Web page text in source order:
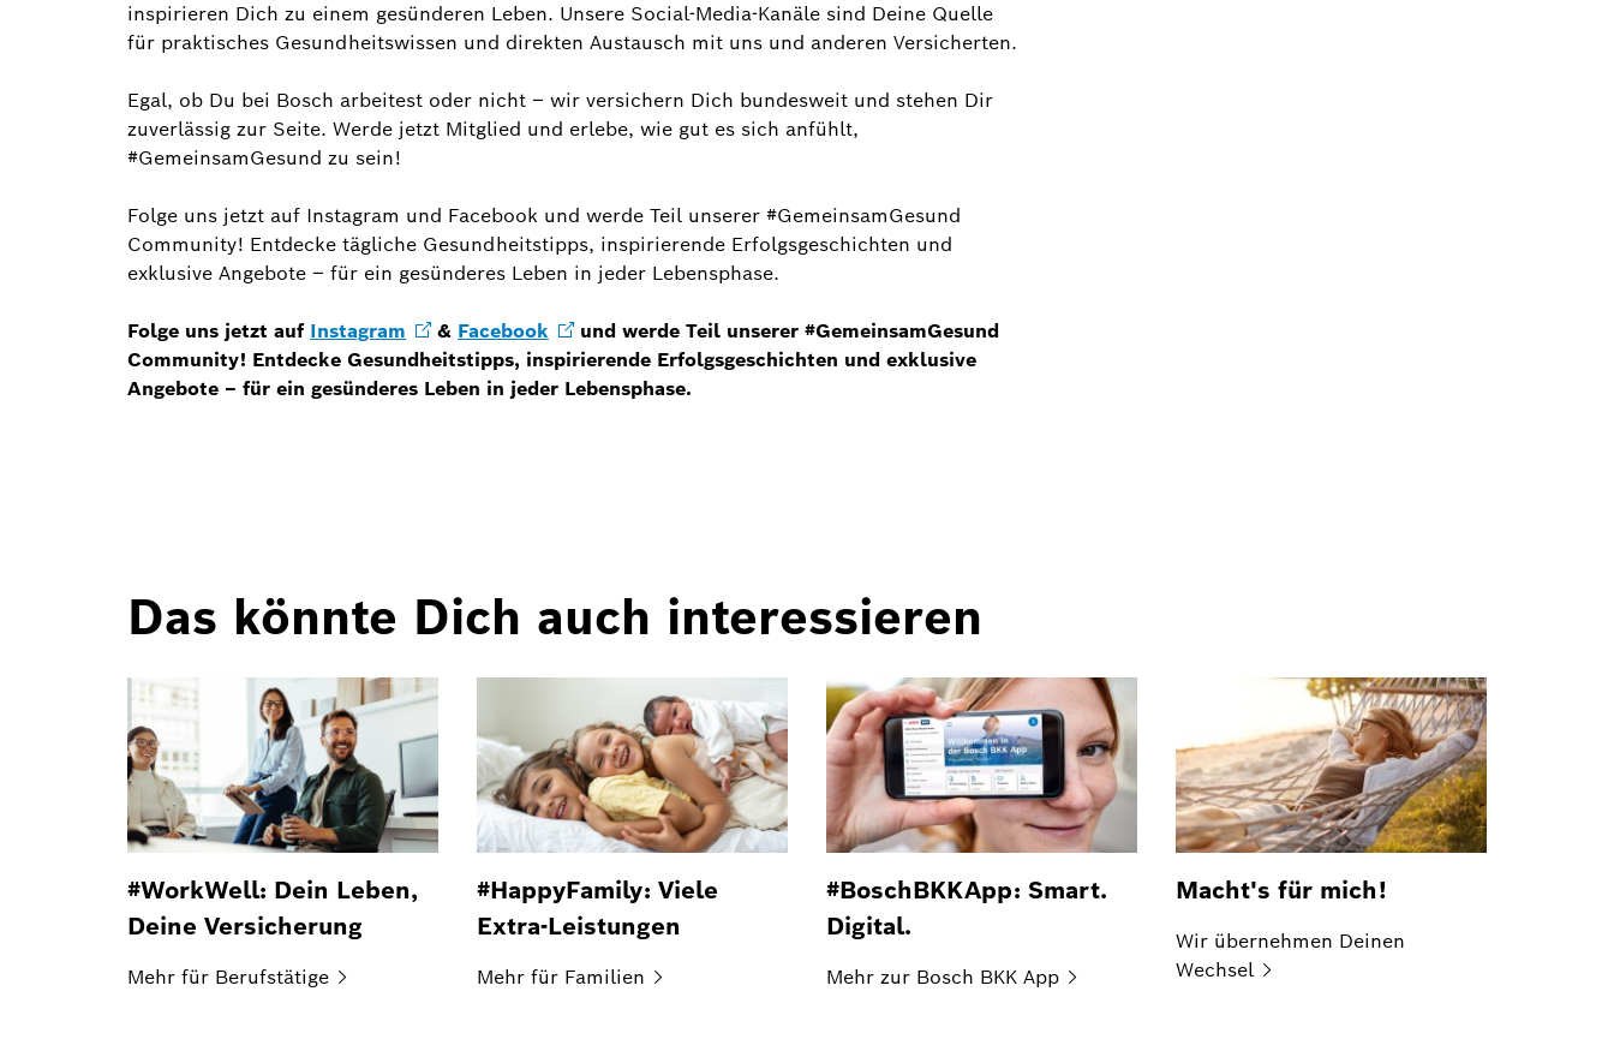
inspirieren Dich zu einem gesünderen Leben. Unsere Social-Media-Kanäle sind Deine Quelle
für praktisches Gesundheitswissen und direkten Austausch mit uns und anderen Versicherten.
Egal, ob Du bei Bosch arbeitest oder nicht – wir versichern Dich bundesweit und stehen Dir
zuverlässig zur Seite. Werde jetzt Mitglied und erlebe, wie gut es sich anfühlt,
#GemeinsamGesund zu sein!
Folge uns jetzt auf Instagram und Facebook und werde Teil unserer #GemeinsamGesund
Community! Entdecke tägliche Gesundheitstipps, inspirierende Erfolgsgeschichten und
exklusive Angebote – für ein gesünderes Leben in jeder Lebensphase.
Folge uns jetzt auf Instagram & Facebook
und werde Teil unserer #GemeinsamGesund
Community! Entdecke Gesundheitstipps, inspirierende Erfolgsgeschichten und exklusive
Angebote – für ein gesünderes Leben in jeder Lebensphase.
Das könnte Dich auch interessieren
#WorkWell: Dein Leben,
Deine Versicherung
Mehr für Berufstätige
#HappyFamily: Viele
Extra-Leistungen
Mehr für Familien
#BoschBKKApp: Smart.
Digital.
Mehr zur Bosch BKK App
Macht's für mich!
Wir übernehmen Deinen
Wechsel